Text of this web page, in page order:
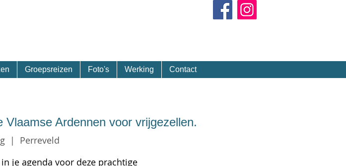
Groepsreizen Foto's Werking Contact
Ardennen voor vrijgezellen.
  |
Perreveld
je agenda voor deze prachtige